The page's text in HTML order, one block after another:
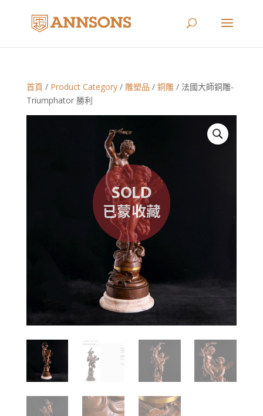
首頁 / Product Category/ 雕塑品 / 銅雕/ 法國大師銅雕-
Triumphator 勝利